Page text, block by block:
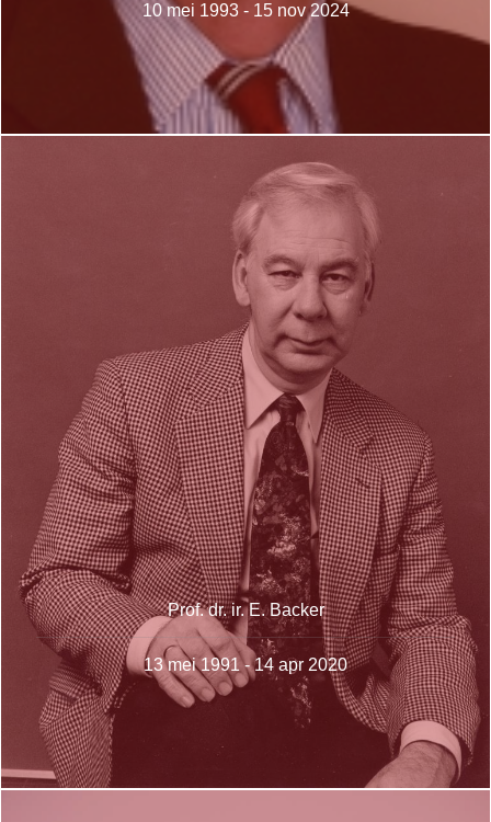
10 mei 1993 - 15 nov 2024
Prof. dr. ir. E. Backer
13 mei 1991 - 14 apr 2020